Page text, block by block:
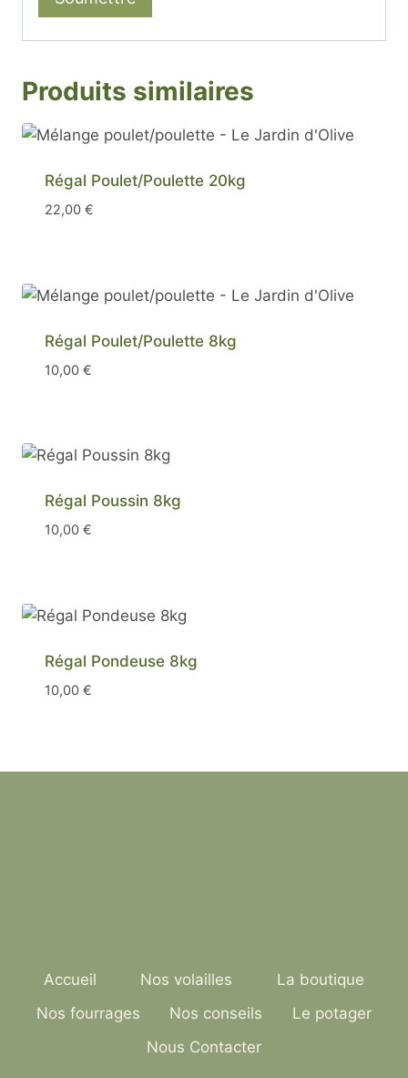
Produits similaires
Régal Poulet/Poulette 20kg
22,00 €
Régal Poulet/Poulette 8kg
10,00 €
Régal Poussin 8kg
10,00 €
Régal Pondeuse 8kg
10,00 €
Accueil Nos volailles
La boutique
Nos fourrages
Nos conseils
Le potager
Nous Contacter